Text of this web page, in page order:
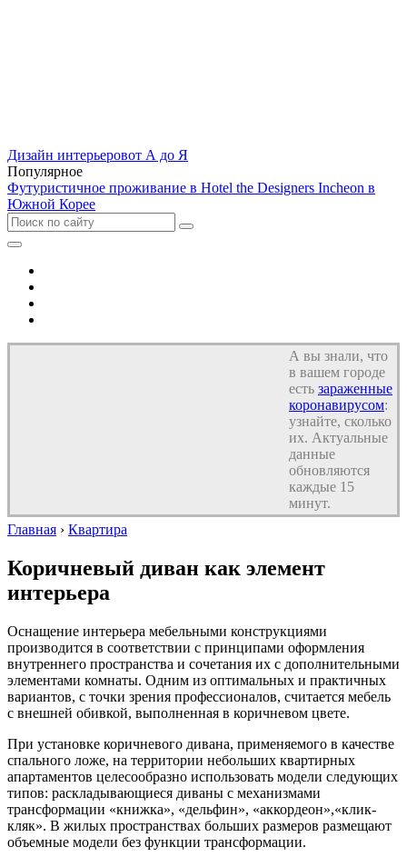
Дизайн интерьеровот А до Я
Популярное
Футуристичное проживание в Hotel the Designers Incheon в
Южной Корее
А вы знали, что
в вашем городе
есть зараженные
коронавирусом:
узнайте, сколько
их. Актуальные
данные
обновляются
каждые 15
минут.
Главная › Квартира
Коричневый диван как элемент
интерьера
Оснащение интерьера мебельными конструкциями
производится в соответствии с принципами оформления
внутреннего пространства и сочетания их с дополнительными
элементами комнаты. Одним из оптимальных и практичных
вариантов, с точки зрения профессионалов, считается мебель
с внешней обивкой, выполненная в коричневом цвете.
При установке коричневого дивана, применяемого в качестве
спального ложе, на территории небольших квартирных
апартаментов целесообразно использовать модели следующих
типов: раскладывающиеся диваны с механизмами
трансформации «книжка», «дельфин», «аккордеон»,«клик-
кляк». В жилых пространствах больших размеров размещают
объемные модели без функции трансформации.